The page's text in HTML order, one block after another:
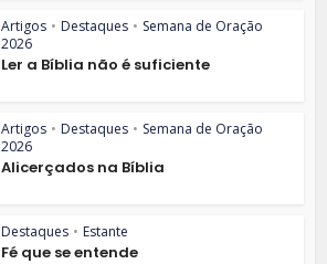
Artigos • Destaques • Semana de Oração
2026
Ler a Bíblia não é suficiente
Artigos • Destaques • Semana de Oração
2026
Alicerçados na Bíblia
Destaques • Estante
Fé que se entende